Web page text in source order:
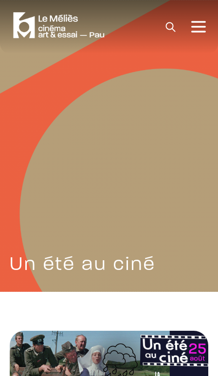
Un été au ciné